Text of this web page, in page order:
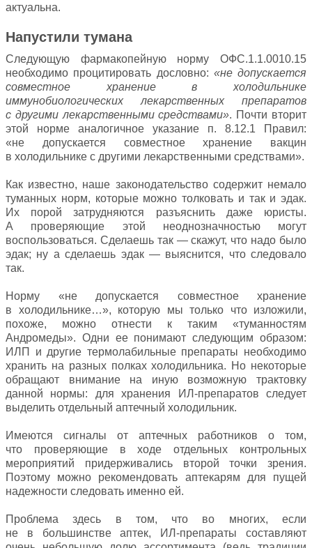
актуальна.
Напустили тумана
Следующую фармакопейную норму ОФС.1.1.0010.15
необходимо процитировать дословно: «не допускается
совместное хранение в холодильнике
иммунобиологических лекарственных препаратов
с другими лекарственными средствами». Почти вторит
этой норме аналогичное указание п. 8.12.1 Правил:
«не допускается совместное хранение вакцин
в холодильнике с другими лекарственными средствами».
Как известно, наше законодательство содержит немало
туманных норм, которые можно толковать и так и эдак.
Их порой затрудняются разъяснить даже юристы.
А проверяющие этой неоднозначностью могут
воспользоваться. Сделаешь так — скажут, что надо было
эдак; ну а сделаешь эдак — выяснится, что следовало
так.
Норму «не допускается совместное хранение
в холодильнике…», которую мы только что изложили,
похоже, можно отнести к таким «туманностям
Андромеды». Одни ее понимают следующим образом:
ИЛП и другие термолабильные препараты необходимо
хранить на разных полках холодильника. Но некоторые
обращают внимание на иную возможную трактовку
данной нормы: для хранения ИЛ-препаратов следует
выделить отдельный аптечный холодильник.
Имеются сигналы от аптечных работников о том,
что проверяющие в ходе отдельных контрольных
мероприятий придерживались второй точки зрения.
Поэтому можно рекомендовать аптекарям для пущей
надежности следовать именно ей.
Проблема здесь в том, что во многих, если
не в большинстве аптек, ИЛ-препараты составляют